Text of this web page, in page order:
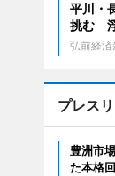
平川・
挑む
弘前経済
プレス
豊洲市
た本格